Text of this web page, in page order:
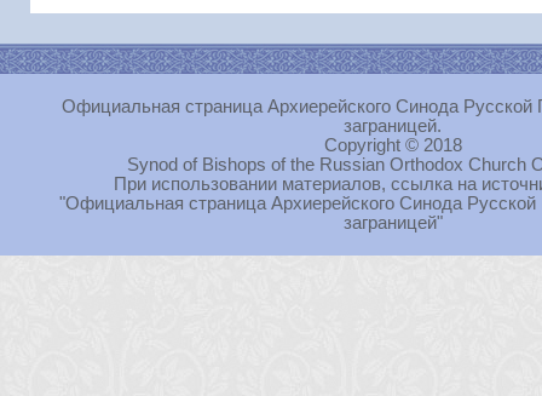
Официальная страница Архиерейского Синода Русской
заграницей.
Copyright © 2018
Synod of Bishops of the Russian Orthodox Church
При использовании материалов, ссылка на
"Официальная страница Архиерейского Синода
заграницей"